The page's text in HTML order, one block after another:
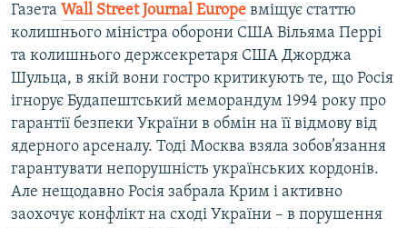
Газета Wall Street Journal Europe вміщує статтю
колишнього міністра оборони США Вільяма Перрі
та колишнього держсекретаря США Джорджа
Шульца, в якій вони гостро критикують те, що Росія
ігнорує Будапештський меморандум 1994 року про
гарантії безпеки України в обмін на її відмову від
ядерного арсеналу. Тоді Москва взяла зобов’язання
гарантувати непорушність українських кордонів.
Але нещодавно Росія забрала Крим і активно
заохочує конфлікт на сході України – в порушення